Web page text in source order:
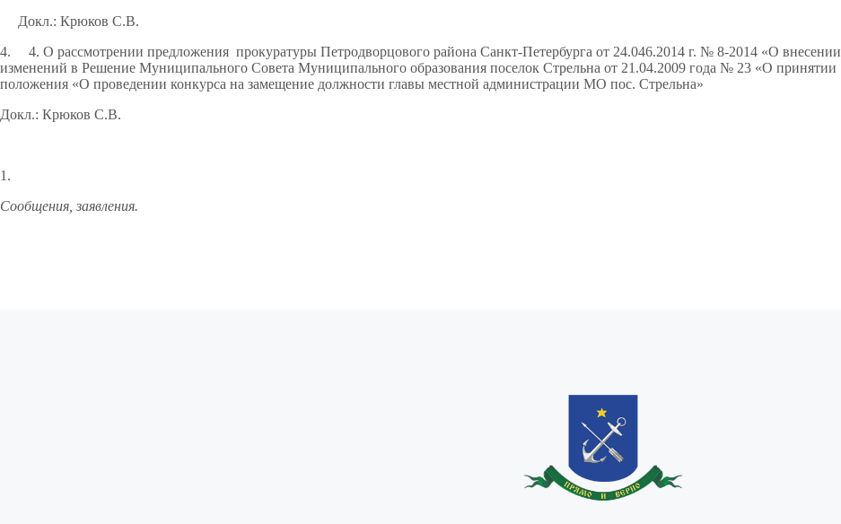
Докл.: Крюков С.В.
4. 4. О рассмотрении предложения прокуратуры Петродворцового района Санкт-Петербурга от 24.046.2014 г. № 8-2014 «О внесении
изменений в Решение Муниципального Совета Муниципального образования поселок Стрельна от 21.04.2009 года № 23 «О принятии
положения «О проведении конкурса на замещение должности главы местной администрации МО пос. Стрельна»
Докл.: Крюков С.В.
1.
Сообщения, заявления.